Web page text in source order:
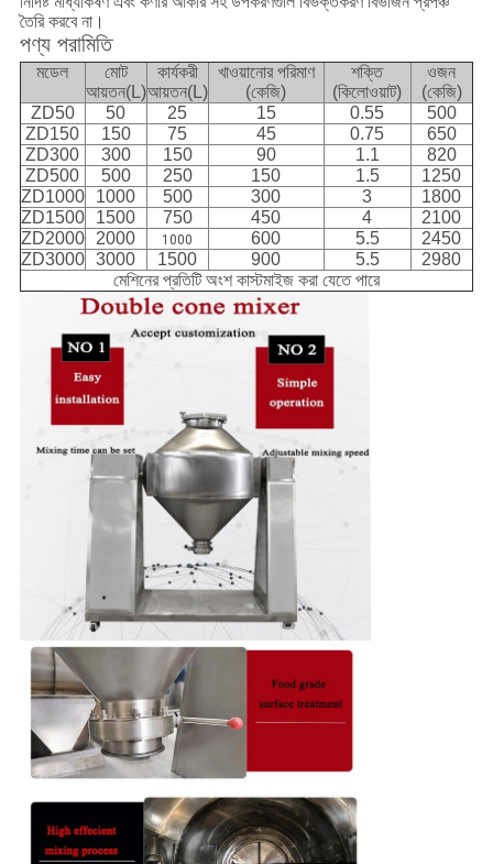
তৈরি করবে না।
পণ্য পরামিতি
মডেল
মোট
আয়তন(L)
কার্যকরী
আয়তন(L)
খাওয়ানোর পরিমাণ
(কেজি)
শক্তি
(কিলোওয়াট)
ওজন
(কেজি)
ZD50
50 25 15 0.55
500
ZD150
150 75 45 0.75
650
ZD300
300 150 90 1.1
820
ZD500
500 250 150 1.5
1250
ZD1000
1000 500 300 3
1800
ZD1500
1500 750 450 4
2100
ZD2000
2000 1000 600 5.5
2450
ZD3000
3000 1500 900 5.5
2980
মেশিনের প্রতিটি অংশ কাস্টমাইজ করা যেতে পারে